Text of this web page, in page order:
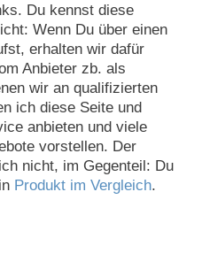
Du kennst diese
Wenn Du über einen
erhalten wir dafür
Anbieter zb. als
wir an qualifizierten
ich diese Seite und
anbieten und viele
vorstellen. Der
nicht, im Gegenteil: Du
Produkt im Vergleich.